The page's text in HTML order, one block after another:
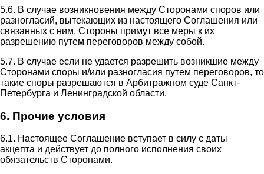
5.6. В случае возникновения между Сторонами споров или
разногласий, вытекающих из настоящего Соглашения или
связанных с ним, Стороны примут все меры к их
разрешению путем переговоров между собой.
5.7. В случае если не удается разрешить возникшие между
Сторонами споры и/или разногласия путем переговоров, то
такие споры разрешаются в Арбитражном суде Санкт-
Петербурга и Ленинградской области.
6. Прочие условия
6.1. Настоящее Соглашение вступает в силу с даты
акцепта и действует до полного исполнения своих
обязательств Сторонами.